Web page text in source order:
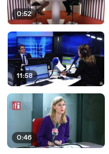
0:52
11:58
0:46